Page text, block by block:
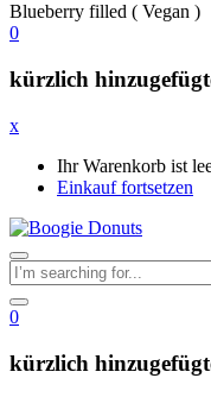
Blueberry filled ( Vegan )
0
kürzlich
x
Ihr Warenkorb ist
Einkauf fortsetzen
0
kürzlich